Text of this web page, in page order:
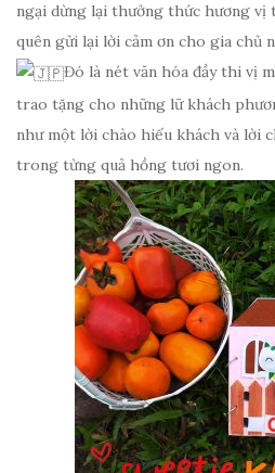
ngại dừng lại thưởng thức hương vị
quên gửi lại lời cảm ơn cho gia chủ
Đó là nét văn hóa đầy thi vị
trao tặng cho những lữ khách
như một lời chào hiếu khách và lời
trong từng quả hồng tươi ngon.